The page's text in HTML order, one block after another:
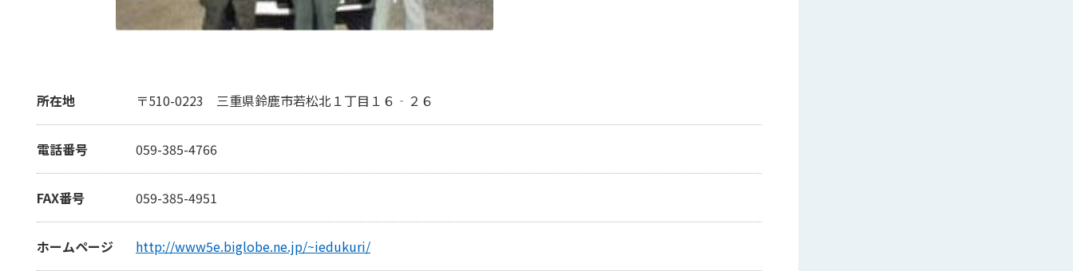
所在地 〒510-0223 三重県鈴鹿市若松北１丁目１６‐２６
電話番号 059-385-4766
FAX番号 059-385-4951
ホームページ http://www5e.biglobe.ne.jp/~iedukuri/